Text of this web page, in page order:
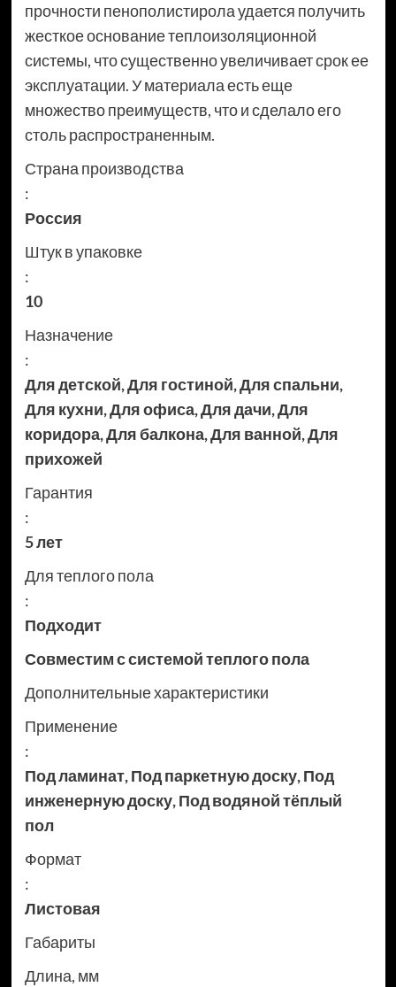
прочности пенополистирола удается получить
жесткое основание теплоизоляционной
системы, что существенно увеличивает срок ее
эксплуатации. У материала есть еще
множество преимуществ, что и сделало его
столь распространенным.
Страна производства
:
Россия
Штук в упаковке
:
10
Назначение
:
Для детской,Для гостиной,Для спальни,
Для кухни,Для офиса,Для дачи,Для
коридора,Для балкона,Для ванной,Для
прихожей
Гарантия
:
5 лет
Для теплого пола
:
Подходит
Совместим с системой теплого пола
Дополнительные характеристики
Применение
:
Под ламинат,Под паркетную доску,Под
инженерную доску,Под водяной тёплый
пол
Формат
:
Листовая
Габариты
Длина, мм